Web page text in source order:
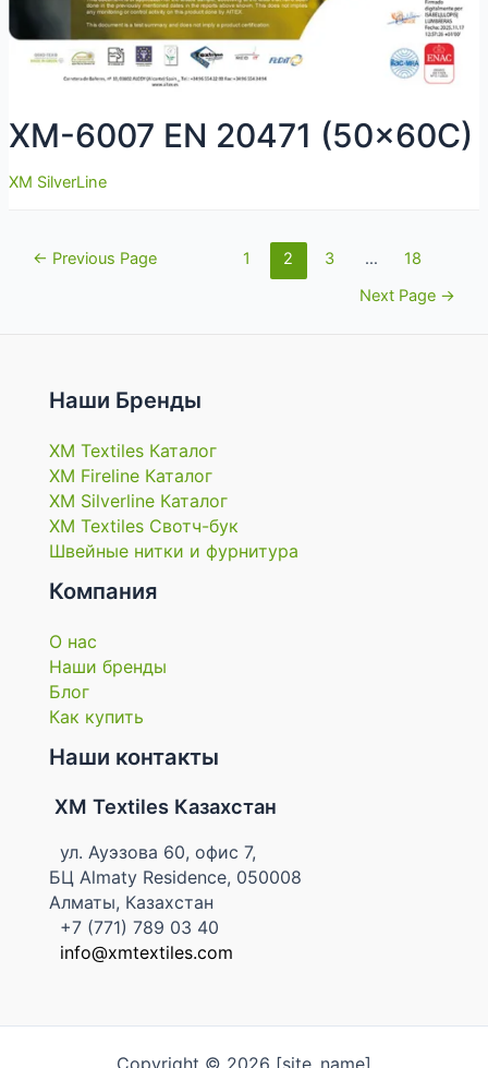
XM-6007 EN 20471 (50x60C)
XM SilverLine
Навигация
← Previous Page 1 2 3 …
18
Next Page →
Наши Бренды
XM Textiles Каталог
XM Fireline Каталог
XM Silverline Каталог
XM Textiles Свотч-бук
Швейные нитки и фурнитура
Компания
О нас
Наши бренды
Блог
Как купить
Наши контакты
XM Textiles Казахстан
ул. Ауэзова 60, офис 7,
БЦ Almaty Residence, 050008
Алматы, Казахстан
+7 (771) 789 03 40
info@xmtextiles.com
Copyright © 2026 [site_name]